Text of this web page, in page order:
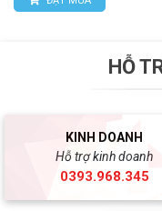
HỖ
KINH DOANH
Hỗ trợ kinh doanh
0393.968.345